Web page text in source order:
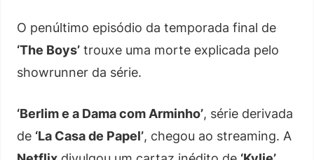
O penúltimo episódio da temporada final de
‘The Boys’ trouxe uma morte explicada pelo
showrunner da série.
‘Berlim e a Dama com Arminho’, série derivada
de ‘La Casa de Papel’, chegou ao streaming. A